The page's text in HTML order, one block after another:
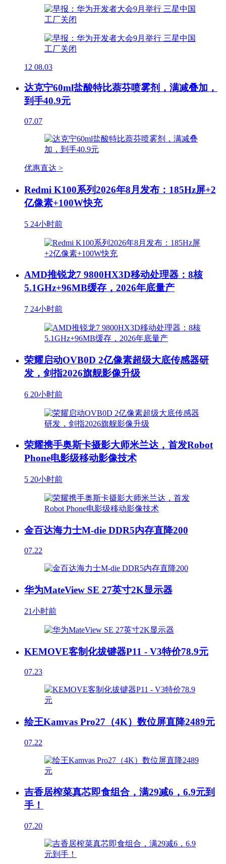
12 08.03
达克宁60ml盐酸特比萘芬喷雾剂，满减叠加，
到手40.9元
07.07
优惠直达 >
Redmi K100系列2026年8月发布：185Hz屏+2
亿像素+100W快充
5 24小时前
AMD推锐龙7 9800HX3D移动处理器：8核
5.1GHz+96MB缓存，2026年底量产
7 24小时前
荣耀启动OVB0D 2亿像素超级大底传感器研
发，剑指2026旗舰影像升级
6 20小时前
荣耀携手奥斯卡摄影大师米兰达，首发Robot
Phone电影级移动影像技术
5 20小时前
金百达海力士M-die DDR5内存直降200
07.22
华为MateView SE 27英寸2K显示器
21小时前
KEMOVE客制化拔键器P11 - V3特价78.9元
07.23
绘王Kamvas Pro27（4K）数位屏直降2489元
07.22
吉香居榨菜真芯即食组合，满29减6，6.9元到
手！
07.20